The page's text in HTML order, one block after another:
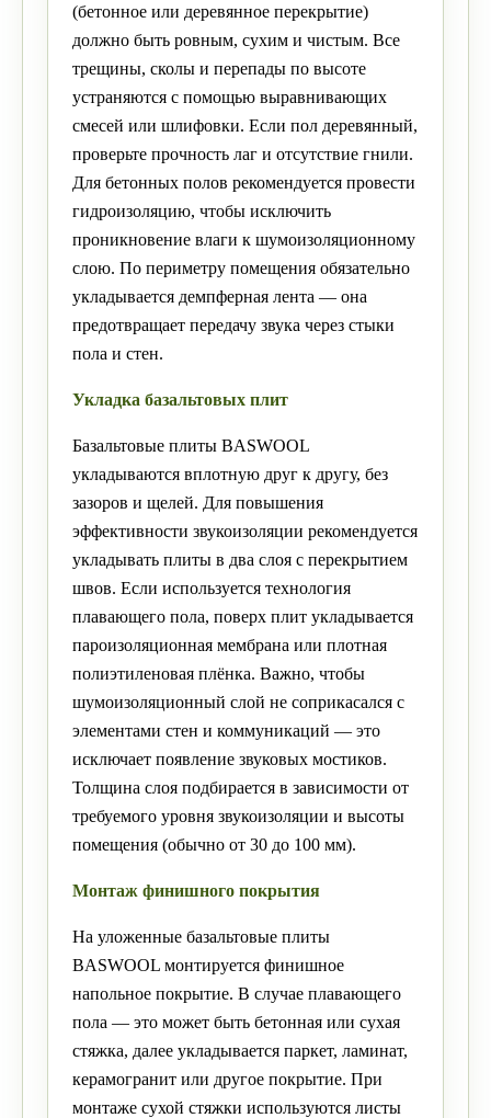
(бетонное или деревянное перекрытие)
должно быть ровным, сухим и чистым. Все
трещины, сколы и перепады по высоте
устраняются с помощью выравнивающих
смесей или шлифовки. Если пол деревянный,
проверьте прочность лаг и отсутствие гнили.
Для бетонных полов рекомендуется провести
гидроизоляцию, чтобы исключить
проникновение влаги к шумоизоляционному
слою. По периметру помещения обязательно
укладывается демпферная лента — она
предотвращает передачу звука через стыки
пола и стен.
Укладка базальтовых плит
Базальтовые плиты BASWOOL
укладываются вплотную друг к другу, без
зазоров и щелей. Для повышения
эффективности звукоизоляции рекомендуется
укладывать плиты в два слоя с перекрытием
швов. Если используется технология
плавающего пола, поверх плит укладывается
пароизоляционная мембрана или плотная
полиэтиленовая плёнка. Важно, чтобы
шумоизоляционный слой не соприкасался с
элементами стен и коммуникаций — это
исключает появление звуковых мостиков.
Толщина слоя подбирается в зависимости от
требуемого уровня звукоизоляции и высоты
помещения (обычно от 30 до 100 мм).
Монтаж финишного покрытия
На уложенные базальтовые плиты
BASWOOL монтируется финишное
напольное покрытие. В случае плавающего
пола — это может быть бетонная или сухая
стяжка, далее укладывается паркет, ламинат,
керамогранит или другое покрытие. При
монтаже сухой стяжки используются листы